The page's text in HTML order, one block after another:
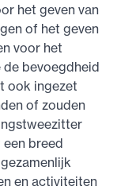
het geven van
of het geven
voor het
de bevoegdheid
ook ingezet
of zouden
breed
en activiteiten